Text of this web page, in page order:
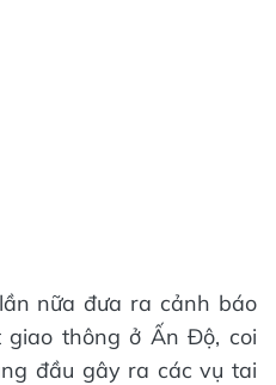
nữa đưa ra cảnh báo
thông ở Ấn Độ, coi
đầu gây ra các vụ tai